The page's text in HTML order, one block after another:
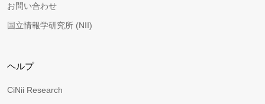
お問い合わせ
国立情報学研究所 (NII)
ヘルプ
CiNii Research